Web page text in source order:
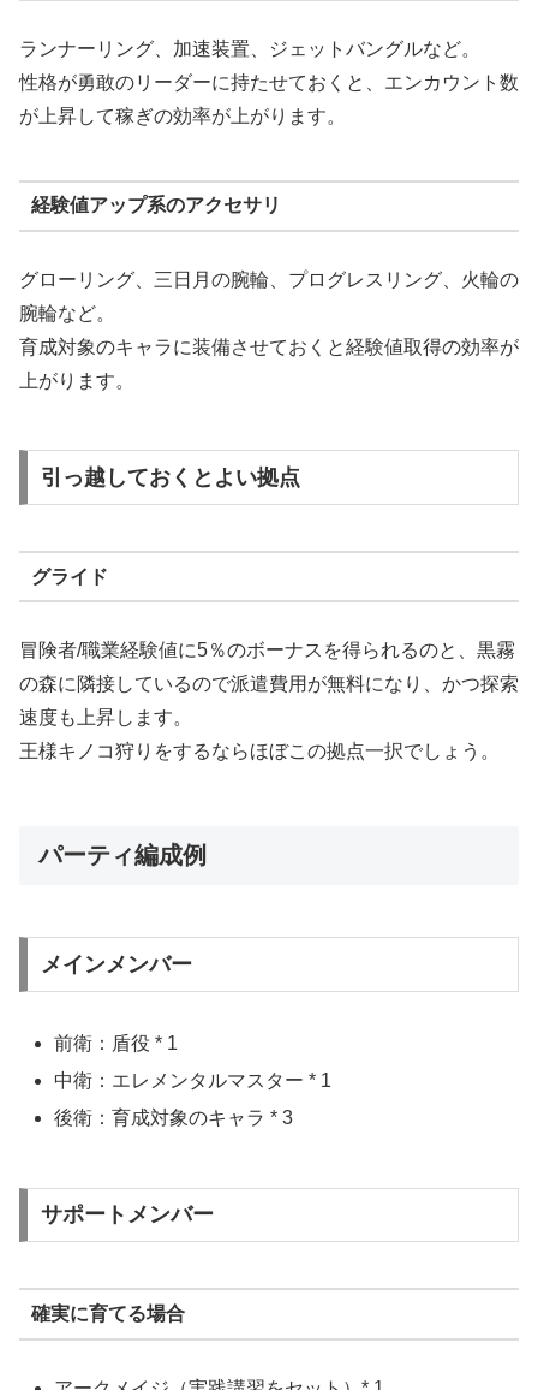
ランナーリング、加速装置、ジェットバングルなど。
性格が勇敢のリーダーに持たせておくと、エンカウント数
が上昇して稼ぎの効率が上がります。
経験値アップ系のアクセサリ
グローリング、三日月の腕輪、プログレスリング、火輪の
腕輪など。
育成対象のキャラに装備させておくと経験値取得の効率が
上がります。
引っ越しておくとよい拠点
グライド
冒険者/職業経験値に5％のボーナスを得られるのと、黒霧
の森に隣接しているので派遣費用が無料になり、かつ探索
速度も上昇します。
王様キノコ狩りをするならほぼこの拠点一択でしょう。
パーティ編成例
メインメンバー
前衛：盾役 * 1
中衛：エレメンタルマスター * 1
後衛：育成対象のキャラ * 3
サポートメンバー
確実に育てる場合